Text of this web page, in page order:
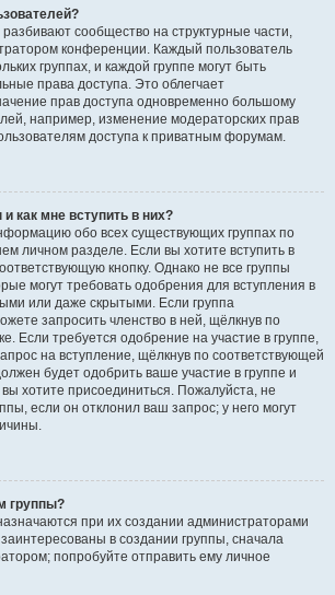
сообщество на структурные части,
конференции. Каждый пользователь
группах, и каждой группе могут быть
права доступа. Это облегчает
прав доступа одновременно большому
например, изменение модераторских прав
доступа к приватным форумам.
как мне вступить в них?
обо всех существующих группах по
личном разделе. Если вы хотите вступить в
кнопку. Однако не все группы
могут требовать одобрения для вступления в
или даже скрытыми. Если группа
запросить членство в ней, щёлкнув по
Если требуется одобрение на участие в группе,
на вступление, щёлкнув по соответствующей
будет одобрить ваше участие в группе и
хотите присоединиться. Пожалуйста, не
если он отклонил ваш запрос; у него могут
группы?
при их создании администраторами
в создании группы, сначала
попробуйте отправить ему личное